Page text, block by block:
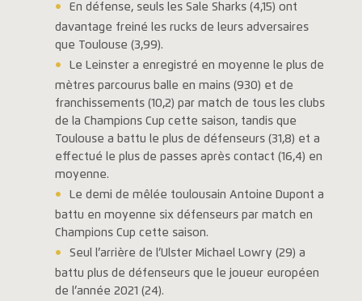
En défense, seuls les Sale Sharks (4,15) ont
davantage freiné les rucks de leurs adversaires
que Toulouse (3,99).
Le Leinster a enregistré en moyenne le plus de
mètres parcourus balle en mains (930) et de
franchissements (10,2) par match de tous les clubs
de la Champions Cup cette saison, tandis que
Toulouse a battu le plus de défenseurs (31,8) et a
effectué le plus de passes après contact (16,4) en
moyenne.
Le demi de mêlée toulousain Antoine Dupont a
battu en moyenne six défenseurs par match en
Champions Cup cette saison.
Seul l’arrière de l’Ulster Michael Lowry (29) a
battu plus de défenseurs que le joueur européen
de l’année 2021 (24).